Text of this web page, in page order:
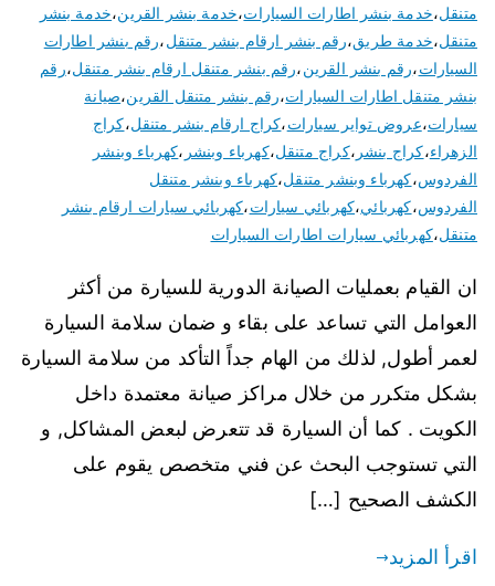
متنقل،خدمة بنشر اطارات السيارات،خدمة بنشر القرين،خدمة بنشر
متنقل،خدمة طريق،رقم بنشر ارقام بنشر متنقل،رقم بنشر اطارات
السيارات،رقم بنشر القرين،رقم بنشر متنقل ارقام بنشر متنقل،رقم
بنشر متنقل اطارات السيارات،رقم بنشر متنقل القرين،صيانة
سيارات،عروض تواير سيارات،كراج ارقام بنشر متنقل،كراج
الزهراء،كراج بنشر ،كراج متنقل،كهرباء وبنشر ،كهرباء وبنشر
الفردوس،كهرباء وبنشر متنقل،كهرباء وبنشر متنقل
الفردوس،كهربائي،كهربائي سيارات،كهربائي سيارات ارقام بنشر
متنقل،كهربائي سيارات اطارات السيارات
ان القيام بعمليات الصيانة الدورية للسيارة من أكثر
العوامل التي تساعد على بقاء و ضمان سلامة السيارة
لعمر أطول, لذلك من الهام جداً التأكد من سلامة السيارة
بشكل متكرر من خلال مراكز صيانة معتمدة داخل
الكويت . كما أن السيارة قد تتعرض لبعض المشاكل, و
التي تستوجب البحث عن فني متخصص يقوم على
الكشف الصحيح […]
اقرأ المزيد